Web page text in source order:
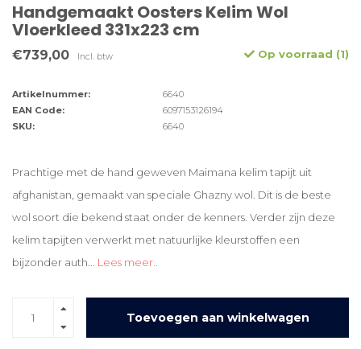
Handgemaakt Oosters Kelim Wol
Vloerkleed 331x223 cm
€739,00 Incl. btw Op voorraad (1)
Artikelnummer:
6640
EAN Code:
6097153126194
SKU:
6640
Prachtige met de hand geweven Maimana kelim tapijt uit
afghanistan, gemaakt van speciale Ghazny wol. Dit is de beste
wol soort die bekend staat onder de kenners. Verder zijn deze
kelim tapijten verwerkt met natuurlijke kleurstoffen een
bijzonder auth... Lees meer..
Toevoegen aan winkelwagen